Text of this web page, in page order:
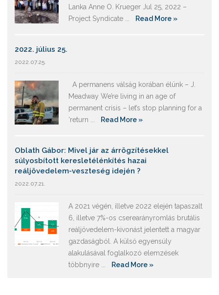
Lanka Anne O. Krueger Jul 25, 2022 –
Project Syndicate ... Read More »
2022. július 25.
2022.07.25.
A permanens válság korában élünk – J.
Meadway We’re living in an age of
permanent crisis – let’s stop planning for a
‘return ... Read More »
Oblath Gábor: Mivel jár az árrögzítésekkel
súlyosbított keresletélénkítés hazai
reáljövedelem-veszteség idején ?
2022.07.21.
A 2021 végén, illetve 2022 elején tapaszalt
6, illetve 7%-os cserearányromlás brutális
reáljövedelem-kivonást jelentett a magyar
gazdaságból. A külső egyensúly
alakulásával foglalkozó elemzések
többnyire ... Read More »